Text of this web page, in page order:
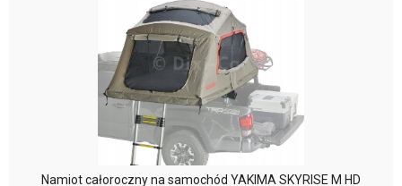
Namiot całoroczny na samochód YAKIMA SKYRISE M HD